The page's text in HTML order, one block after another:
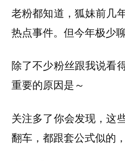
老粉都知道，狐妹前几
热点事件。但今年极少聊
除了不少粉丝跟我说看
重要的原因是～
关注多了你会发现，这
翻车，都跟套公式似的